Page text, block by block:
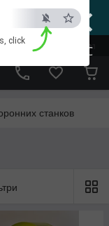
×
ESC
click
на viber
станков